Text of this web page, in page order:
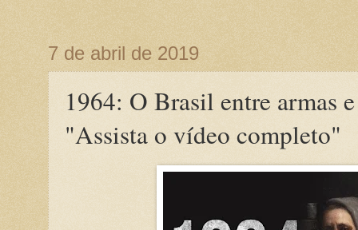
7 de abril de 2019
1964: O Brasil entre armas
"Assista o vídeo completo"